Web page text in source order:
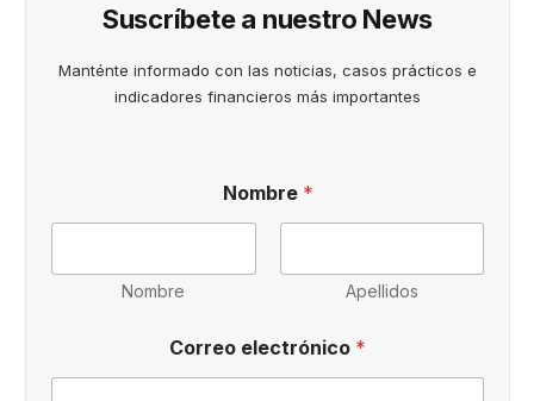
Suscríbete a nuestro News
Manténte informado con las noticias, casos prácticos e
indicadores financieros más importantes
Nombre *
Nombre Apellidos
l
s
Correo electrónico *